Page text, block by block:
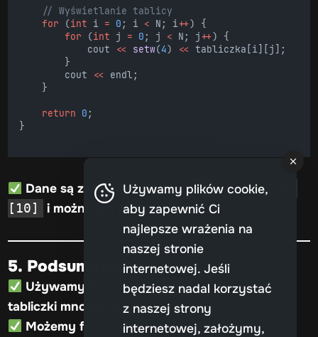
    // Wyświetlanie tablicy
for (int i = 0 ; i < N; i++) {
for (int j = 0 ; j < N; j++) {
            cout
<< setw(4) << tabliczka[i][j];
        }
        cout
<<
endl;
    }
return 0 ;
}
Dane są zapisane w tablicy tabliczka[10]
[10]
i można ich później używać.
5. Podsumowanie
Używamy dwóch pętli for do generowania
tabliczki mnożenia.
Możemy formatować wyniki za pomocą
Używamy plików cookie,
aby zapewnić Ci
najlepsze wrażenia na
naszej stronie
internetowej. Jeśli
będziesz nadal korzystać
z naszej strony
internetowej, założymy,